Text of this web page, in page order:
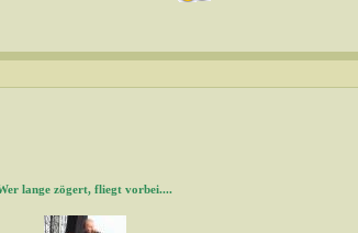
lange zögert, fliegt vorbei....